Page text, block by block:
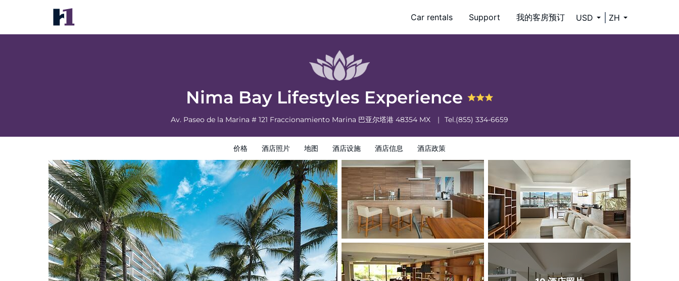
Car rentals Support 我的客房预订 USD ZH
Nima Bay Lifestyles Experience
Av. Paseo de la Marina # 121 Fraccionamiento Marina 巴亚尔塔港 48354 MX Tel.(855) 334-6659
价格 酒店照片 地图 酒店设施 酒店信息 酒店政策
Nima Bay Lifestyles Experience
价格 酒店照片